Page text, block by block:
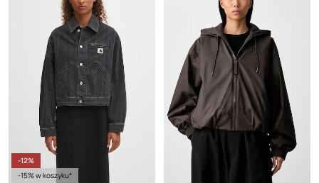
-12%
-15% w koszyku*